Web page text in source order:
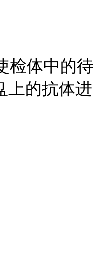
检体中的待
上的抗体进